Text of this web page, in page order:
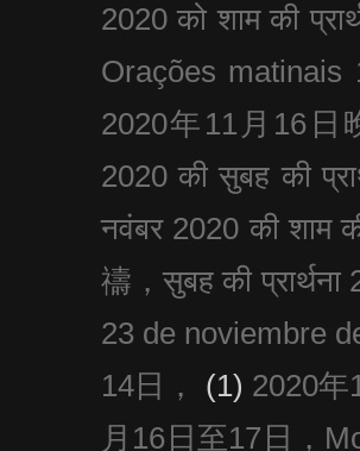
2020 को शाम की
Orações matinais
2020年11月16日
2020 की सुबह की
नवंबर 2020 की शाम की
禱，सुबह की
23 de noviembre
14日，
(1) 2020
月16日至17日，